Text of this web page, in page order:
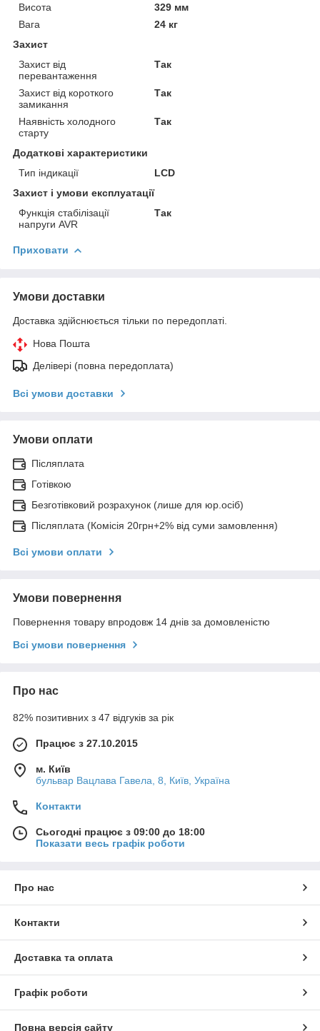
Висота
329 мм
Вага
24 кг
Захист
Захист від
перевантаження
Так
Захист від короткого
замикання
Так
Наявність холодного
старту
Так
Додаткові характеристики
Тип індикації
LCD
Захист і умови експлуатації
Функція стабілізації
напруги AVR
Так
Приховати
Умови доставки
Доставка здійснюється тільки по передоплаті.
Нова Пошта
Делівері (повна передоплата)
Всі умови доставки
Умови оплати
Післяплата
Готівкою
Безготівковий розрахунок (лише для юр.осіб)
Післяплата (Комісія 20грн+2% від суми замовлення)
Всі умови оплати
Умови повернення
Повернення товару впродовж 14 днів за домовленістю
Всі умови повернення
Про нас
82% позитивних з 47 відгуків за рік
Працює з 27.10.2015
м. Київ
бульвар Вацлава Гавела, 8, Київ, Україна
Контакти
Сьогодні працює з 09:00 до 18:00
Показати весь графік роботи
Про нас
Контакти
Доставка та оплата
Графік роботи
Повна версія сайту